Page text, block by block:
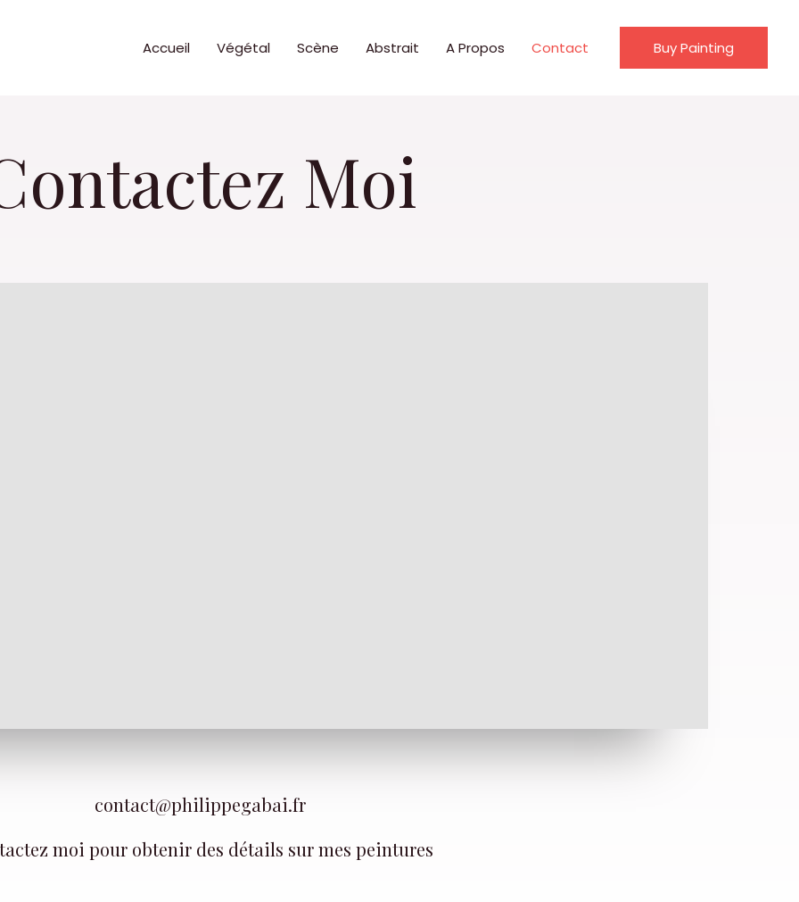
Accueil Végétal Scène Abstrait A Propos Contact Buy Painting
Moi
contact@philippegabai.fr
moi pour obtenir des détails sur mes peintures